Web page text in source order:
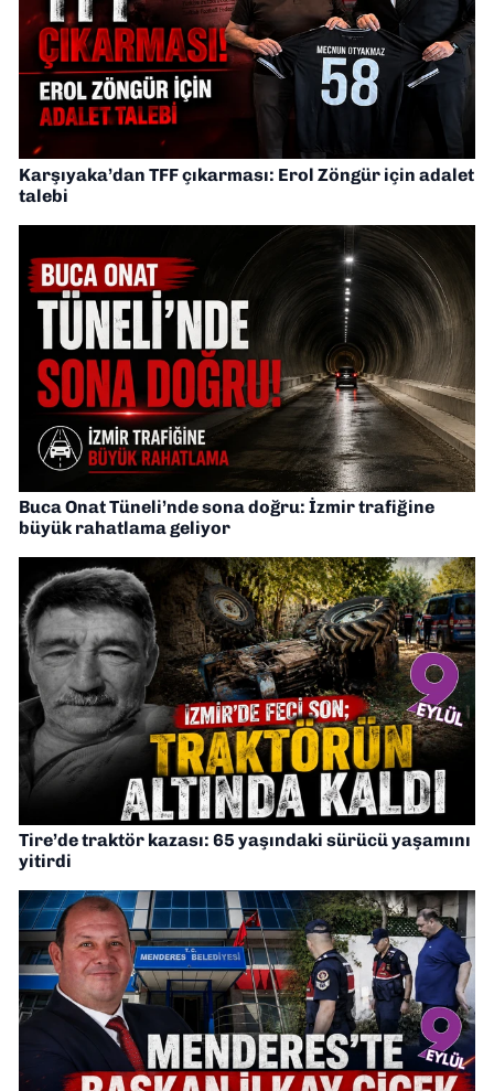
Karşıyaka’dan TFF çıkarması: Erol Zöngür için adalet
talebi
Buca Onat Tüneli’nde sona doğru: İzmir trafiğine
büyük rahatlama geliyor
Tire’de traktör kazası: 65 yaşındaki sürücü yaşamını
yitirdi